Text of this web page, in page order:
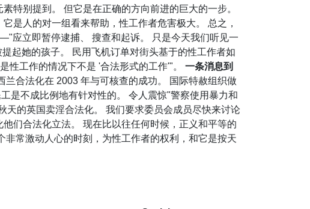
特别提到。 但它是在正确的方向前进的巨大的一步。
是人的对一组看来帮助，性工作者危害极大。 总之，
应立即暂停逮捕、 搜查和起诉。 只是今天我们听见一
起她的孩子。 民用飞机订单对街头基于的性工作者如
性工作的情况下不是 '合法形式的工作'"。 一条消息到
合法化在 2003 年与可核查的成功。 国际特赦组织做
是不成比例地有针对性的。 令人震惊"警察使用暴力和
的英国卖淫合法化。 我们要求委员会成员尽快来讨论
们合法化立法。 现在比以往任何时候，正义和平等的
常激动人心的时刻，为性工作者的权利，和它是按天